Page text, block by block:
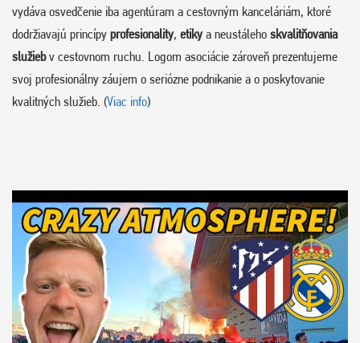
vydáva osvedčenie iba agentúram a cestovným kanceláriám, ktoré
dodržiavajú princípy profesionality, etikya neustáleho skvalitňovania
služiebv cestovnom ruchu. Logom asociácie zároveň prezentujeme
svoj profesionálny záujem o seriózne podnikanie a o poskytovanie
kvalitných služieb. (Viac info)